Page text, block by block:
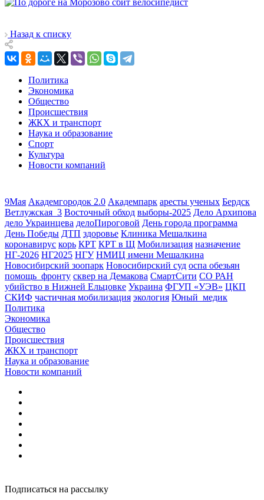
Назад к списку
Политика
Экономика
Общество
Происшествия
ЖКХ и транспорт
Наука и образование
Спорт
Культура
Новости компаний
9Мая Академгородок 2.0 Академпарк аресты ученых Бердск
Ветлужская_3 Восточный обход выборы-2025 Дело Архипова
дело Украинцева делоПироговой День города программа
День Победы ДТП здоровье Клиника Мешалкина
коронавирус корь КРТ КРТ в Щ Мобилизация назначение
НГ-2026 НГ2025 НГУ НМИЦ имени Мешалкина
Новосибирский зоопарк Новосибирский суд оспа обезьян
помощь_фронту сквер на Демакова СмартСити СО РАН
убийство в Нижней Ельцовке Украина ФГУП «УЭВ» ЦКП
СКИФ частичная мобилизация экология Юный_медик
Политика
Экономика
Общество
Происшествия
ЖКХ и транспорт
Наука и образование
Новости компаний
Подписаться на рассылку